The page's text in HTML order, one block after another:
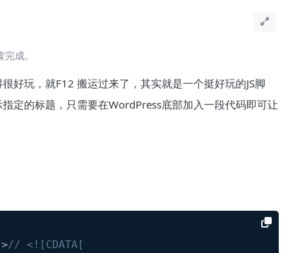
成。
好玩，就F12 搬运过来了，其实就是一个挺好玩的JS脚
定的标题，只需要在WordPress底部加入一段代码即可让
>// <![CDATA[